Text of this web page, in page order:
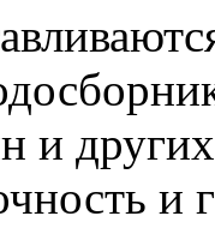
и
и